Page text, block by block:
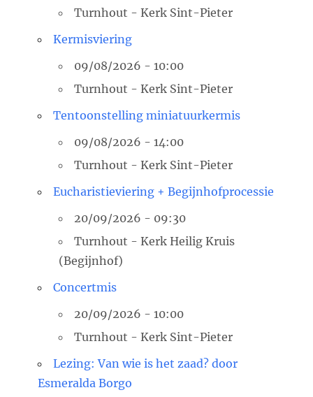
Turnhout - Kerk Sint-Pieter
Kermisviering
09/08/2026 - 10:00
Turnhout - Kerk Sint-Pieter
Tentoonstelling miniatuurkermis
09/08/2026 - 14:00
Turnhout - Kerk Sint-Pieter
Eucharistieviering + Begijnhofprocessie
20/09/2026 - 09:30
Turnhout - Kerk Heilig Kruis
(Begijnhof)
Concertmis
20/09/2026 - 10:00
Turnhout - Kerk Sint-Pieter
Lezing: Van wie is het zaad? door
Esmeralda Borgo